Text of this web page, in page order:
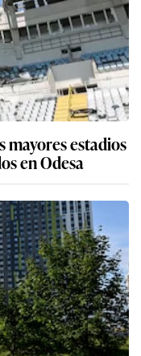
mayores estadios
en Odesa